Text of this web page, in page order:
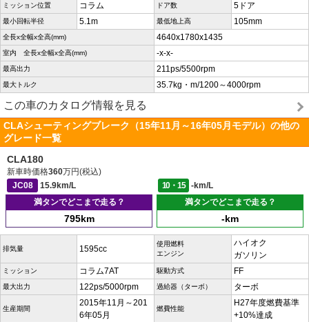
ミッション位置 コラム ドア数 5ドア
最小回転半径 5.1m 最低地上高 105mm
全長x全幅x全高(mm) 4640x1780x1435
室内 全長x全幅x全高(mm) -x-x-
最高出力 211ps/5500rpm
最大トルク 35.7kg・m/1200～4000rpm
この車のカタログ情報を見る
CLAシューティングブレーク（15年11月～16年05月モデル）の他の
グレード一覧
CLA180
新車時価格360万円(税込)
JC08
15.9km/L 10・15
-km/L
満タンでどこまで走る？
795km
満タンでどこまで走る？
-km
排気量 1595cc
使用燃料
エンジン
ハイオク
ガソリン
ミッション コラム7AT 駆動方式 FF
最大出力 122ps/5000rpm 過給器（ターボ） ターボ
生産期間
2015年11月～201
6年05月
燃費性能
H27年度燃費基準
+10%達成